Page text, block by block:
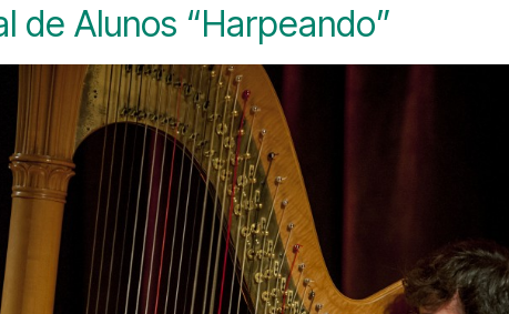
de Alunos “Harpeando”